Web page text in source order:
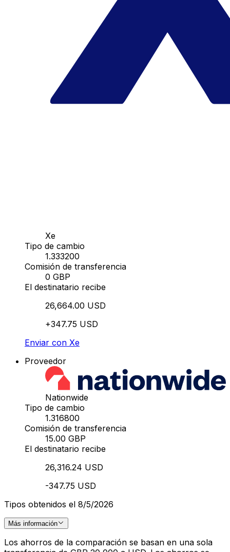
Xe
Tipo de cambio
1.333200
Comisión de transferencia
0 GBP
El destinatario recibe
26,664.00 USD
+347.75 USD
Enviar con Xe
Proveedor
Nationwide
Tipo de cambio
1.316800
Comisión de transferencia
15.00 GBP
El destinatario recibe
26,316.24 USD
-347.75 USD
Tipos obtenidos el 8/5/2026
Más información
Los ahorros de la comparación se basan en una sola